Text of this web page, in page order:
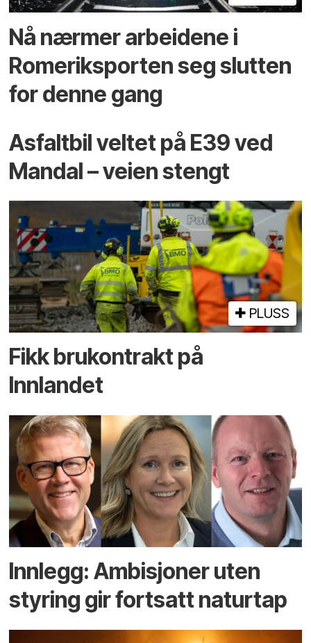
Nå nærmer arbeidene i
Romeriksporten seg slutten
for denne gang
Asfaltbil veltet på E39 ved
Mandal – veien stengt
PLUSS
Fikk brukontrakt på
Innlandet
Innlegg: Ambisjoner uten
styring gir fortsatt naturtap